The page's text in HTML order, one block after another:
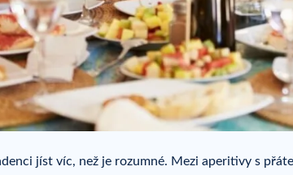
jíst víc, než je rozumné. Mezi aperitivy s